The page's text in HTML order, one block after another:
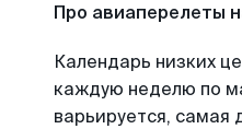
Про авиаперелеты
Календарь низких
каждую неделю по
варьируется, самая